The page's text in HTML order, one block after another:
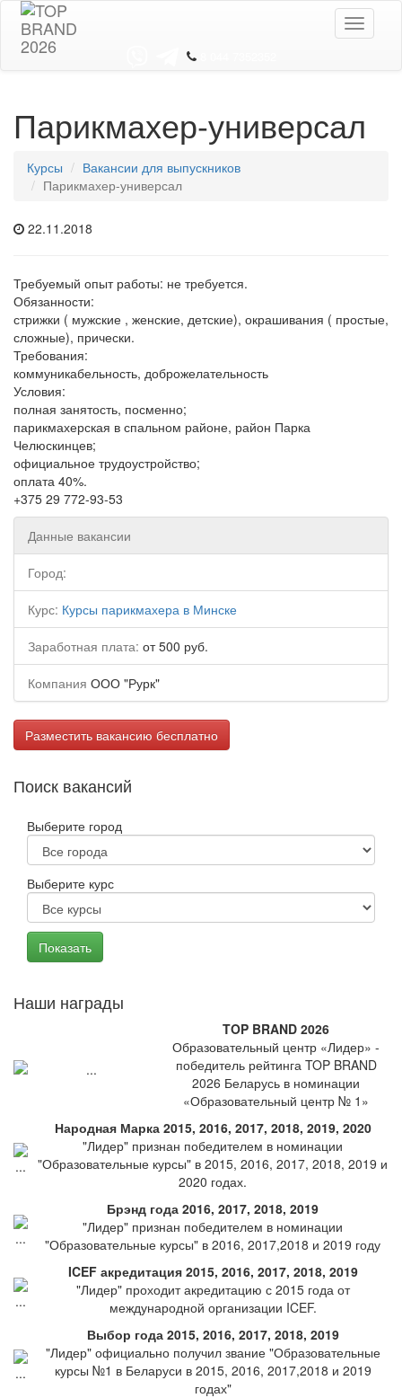
Toggle
Парикмахер-универсал
Курсы
Вакансии для выпускников
Парикмахер-универсал
22.11.2018
Требуемый опыт работы: не требуется.
Обязанности:
стрижки ( мужские , женские, детские), окрашивания ( простые,
сложные), прически.
Требования:
коммуникабельность, доброжелательность
Условия:
полная занятость, посменно;
парикмахерская в спальном районе, район Парка
Челюскинцев;
официальное трудоустройство;
оплата 40%.
+375 29 772-93-53
Данные вакансии
Город:
Курс: Курсы парикмахера в Минске
Заработная плата: от 500 руб.
Компания ООО "Рурк"
Разместить вакансию бесплатно
Поиск вакансий
Выберите город
Выберите курс
Наши награды
TOP BRAND 2026
Образовательный центр «Лидер» -
победитель рейтинга TOP BRAND
2026 Беларусь в номинации
«Образовательный центр № 1»
Народная Марка 2015, 2016, 2017, 2018, 2019, 2020
"Лидер" признан победителем в номинации
"Образовательные курсы" в 2015, 2016, 2017, 2018, 2019 и
2020 годах.
Брэнд года 2016, 2017, 2018, 2019
"Лидер" признан победителем в номинации
"Образовательные курсы" в 2016, 2017,2018 и 2019 году
ICEF акредитация 2015, 2016, 2017, 2018, 2019
"Лидер" проходит акредитацию с 2015 года от
международной организации ICEF.
Выбор года 2015, 2016, 2017, 2018, 2019
"Лидер" официально получил звание "Образовательные
курсы №1 в Беларуси в 2015, 2016, 2017,2018 и 2019
годах"